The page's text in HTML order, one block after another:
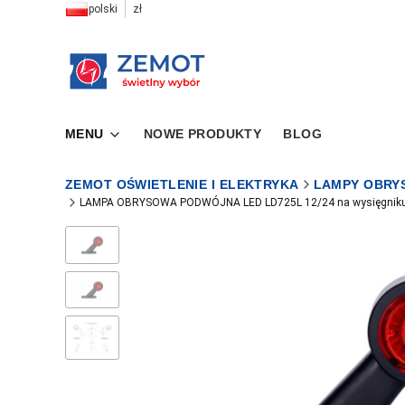
polski zł
MENU NOWE PRODUKTY BLOG
ZEMOT OŚWIETLENIE I ELEKTRYKA LAMPY
LAMPA OBRYSOWA PODWÓJNA LED LD725L 12/24 na